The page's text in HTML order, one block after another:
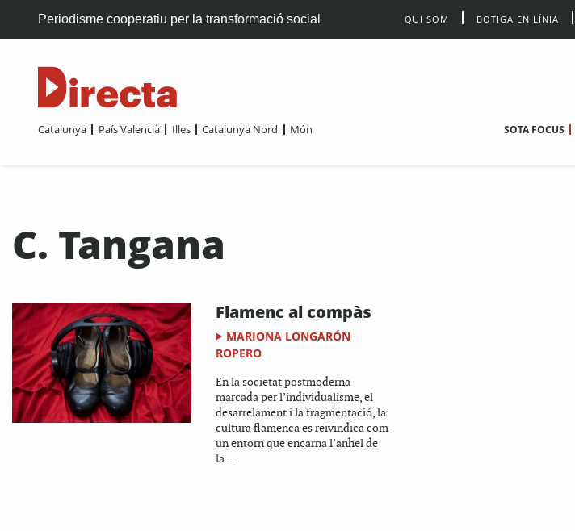
Periodisme cooperatiu per la transformació social QUI SOM BOTIGA EN LÍNIA
Catalunya País Valencià Illes Catalunya Nord Món SOTA FOCUS
C. Tangana
Flamenc al compàs
MARIONA LONGARÓN
ROPERO
En la societat postmoderna
marcada per l’individualisme, el
desarrelament i la fragmentació, la
cultura flamenca es reivindica com
un entorn que encarna l’anhel de
la...